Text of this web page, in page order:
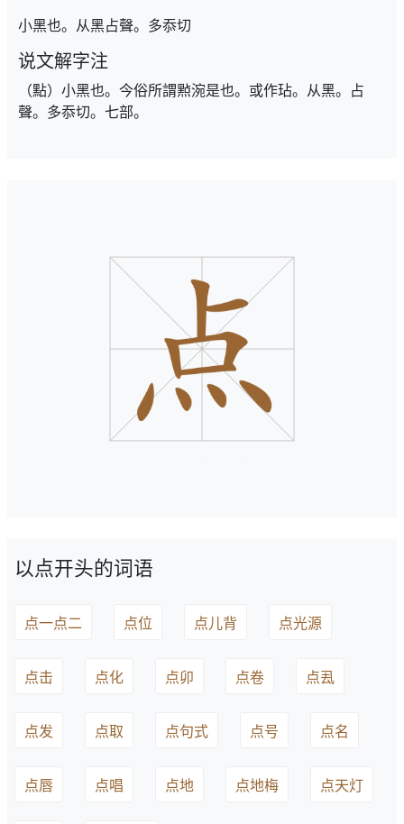
小黑也。从黑占聲。多忝切
说文解字注
（點）小黑也。今俗所謂㸃涴是也。或作玷。从黑。占
聲。多忝切。七部。
以点开头的词语
点一点二 点位 点儿背 点光源
点击 点化 点卯 点卷 点厾
点发 点取 点句式 点号 点名
点唇 点唱 点地 点地梅 点天灯